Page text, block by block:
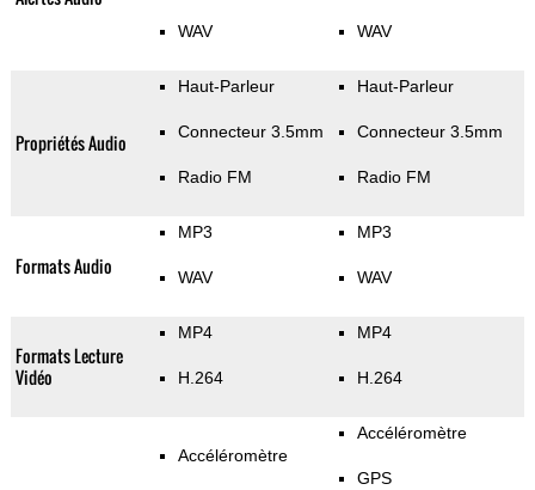
WAV WAV
Propriétés Audio
Haut-Parleur
Connecteur 3.5mm
Radio FM
Haut-Parleur
Connecteur 3.5mm
Radio FM
Formats Audio
MP3
WAV
MP3
WAV
Formats Lecture
Vidéo
MP4
H.264
MP4
H.264
Accéléromètre
Accéléromètre
GPS